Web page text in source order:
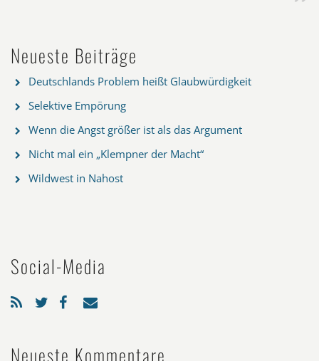
Neueste Beiträge
Deutschlands Problem heißt Glaubwürdigkeit
Selektive Empörung
Wenn die Angst größer ist als das Argument
Nicht mal ein „Klempner der Macht“
Wildwest in Nahost
Social-Media
Neueste Kommentare